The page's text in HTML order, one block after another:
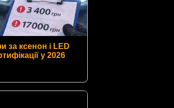
за ксенон і LED
у 2026